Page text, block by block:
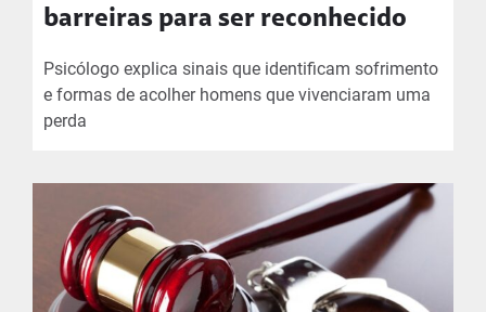
barreiras para ser reconhecido
Psicólogo explica sinais que identificam sofrimento
e formas de acolher homens que vivenciaram uma
perda